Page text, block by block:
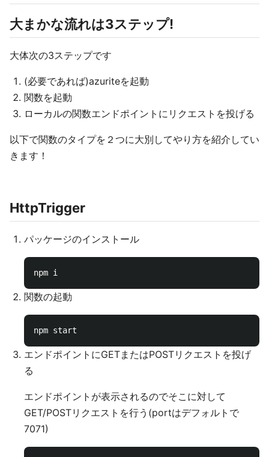
大まかな流れは3ステップ!
大体次の3ステップです
(必要であれば)azuriteを起動
関数を起動
ローカルの関数エンドポイントにリクエストを投げる
以下で関数のタイプを２つに大別してやり方を紹介してい
きます！
HttpTrigger
パッケージのインストール
関数の起動
エンドポイントにGETまたはPOSTリクエストを投げ
る
エンドポイントが表示されるのでそこに対して
GET/POSTリクエストを行う(portはデフォルトで
7071)